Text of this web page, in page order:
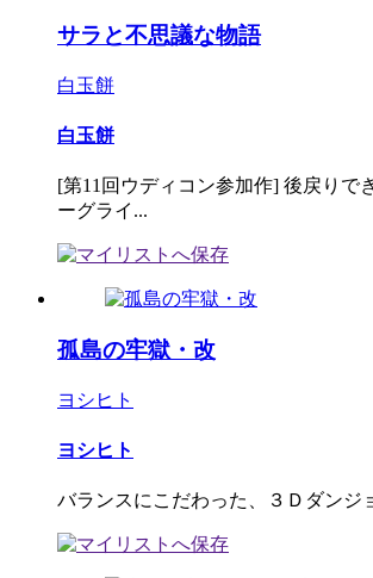
サラと不思議な物語
白玉餅
白玉餅
[第11回ウディコン参加作] 後戻りで
ーグライ...
孤島の牢獄・改
ヨシヒト
ヨシヒト
バランスにこだわった、３Ｄダンジ